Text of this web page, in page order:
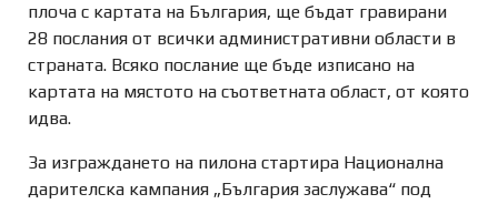
плоча с картата на България, ще бъдат гравирани
28 послания от всички административни области в
страната. Всяко послание ще бъде изписано на
картата на мястото на съответната област, от която
идва.
За изграждането на пилона стартира Национална
дарителска кампания „България заслужава“ под